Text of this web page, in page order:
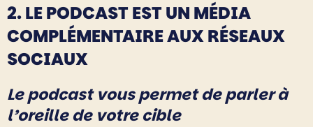
2. LE PODCAST EST UN MÉDIA
COMPLÉMENTAIRE AUX RÉSEAUX
SOCIAUX
Le podcast vous permet de parler à
l’oreille de votre cible